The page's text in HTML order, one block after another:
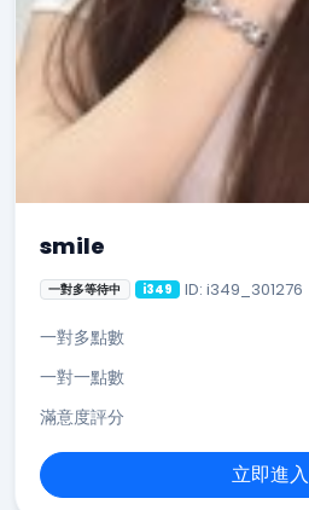
smile
一對多等待中 i349 ID: i349_301276
一對多點數
一對一點數
滿意度評分
立即進入